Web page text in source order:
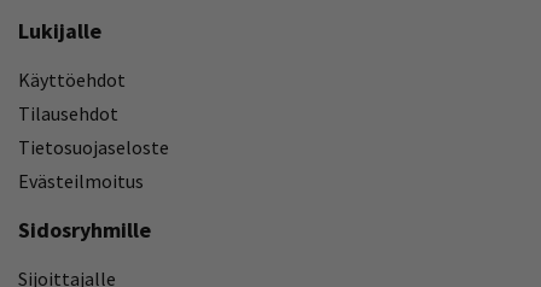
Lukijalle
Käyttöehdot
Tilausehdot
Tietosuojaseloste
Evästeilmoitus
Sidosryhmille
Sijoittajalle